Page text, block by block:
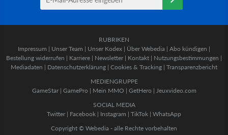
RUBRIKEN
Impressum | Unser Team | Unser Kodex | Über Webedia | Abo kündigen |
Bestellung widerrufen | Karriere | Newsletter | Kontakt | Nutzungsbestimmungen |
Mediadaten | Datenschutzerklärung | Cookies & Tracking | Transparenzbericht
MEDIENGRUPPE
GameStar| GamePro | Mein MMO | GetHero | Jeuxvideo.com
SOCIAL MEDIA
Twitter | Facebook | Instagram | TikTok | WhatsApp
Copyright © Webedia - alle Rechte vorbehalten